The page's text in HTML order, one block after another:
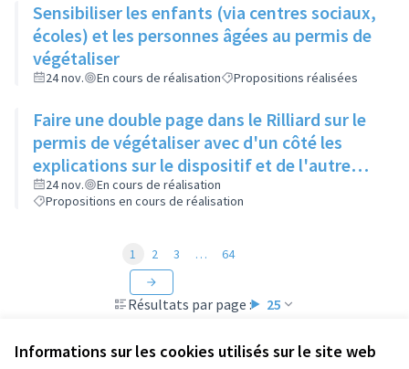
Informations sur les cookies utilisés sur le site web
Sensibiliser les enfants (via centres sociaux,
écoles) et les personnes âgées au permis de
végétaliser
24 nov. En cours de réalisation Propositions réalisées
Faire une double page dans le Rilliard sur le
permis de végétaliser avec d'un côté les
explications sur le dispositif et de l'autre
côté des exemples concrets de lieux à
investir
24 nov.
En cours de réalisation
Propositions en cours de réalisation
Résultats par page : 25
1 2 3 … 64